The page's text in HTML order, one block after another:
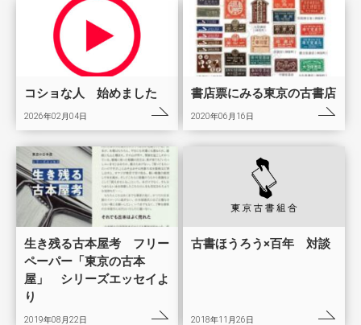
コショな人 始めました
2026年02月04日
書店票にみる東京の古書店
2020年06月16日
生き残る古本屋考 フリー
ペーパー「東京の古本
屋」 シリーズエッセイよ
り
2019年08月22日
古書ほうろう×百年 対談
2018年11月26日